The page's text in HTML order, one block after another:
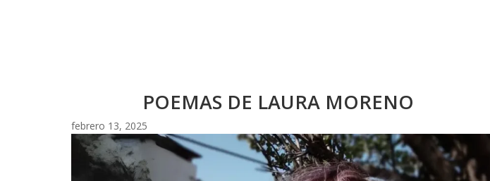
POEMAS DE LAURA MORENO
febrero 13, 2025